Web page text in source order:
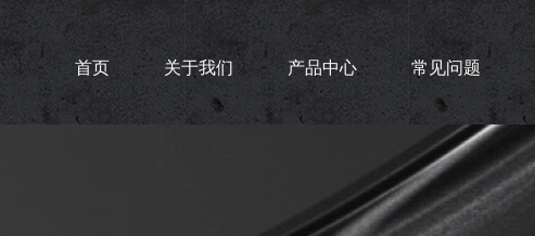
首页 关于我们 产品中心 常见问题